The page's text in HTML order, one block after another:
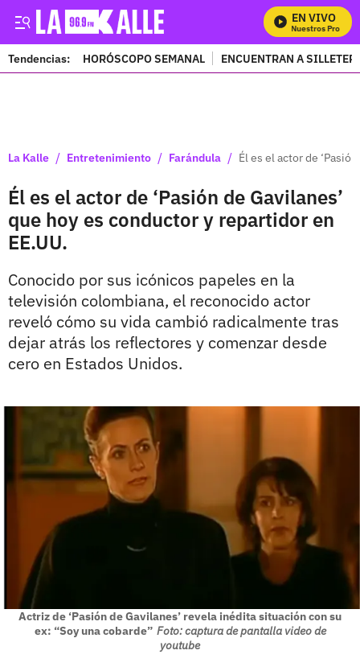
EN VIVO
Mira Todos Nuestros Programas
Tendencias: HORÓSCOPO SEMANAL ENCUENTRAN A
La Kalle / Entretenimiento / Farándula / Él es el actor de
Él es el actor de ‘Pasión de Gavilanes’
que hoy es conductor y repartidor en
EE.UU.
Conocido por sus icónicos papeles en la
televisión colombiana, el reconocido actor
reveló cómo su vida cambió radicalmente tras
dejar atrás los reflectores y comenzar desde
cero en Estados Unidos.
Actriz de ‘Pasión de Gavilanes’ revela inédita situación con su
ex: “Soy una cobarde” Foto: captura de pantalla video de
youtube